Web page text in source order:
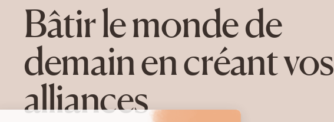
Bâtir le monde de
demain en créant vos
alliances